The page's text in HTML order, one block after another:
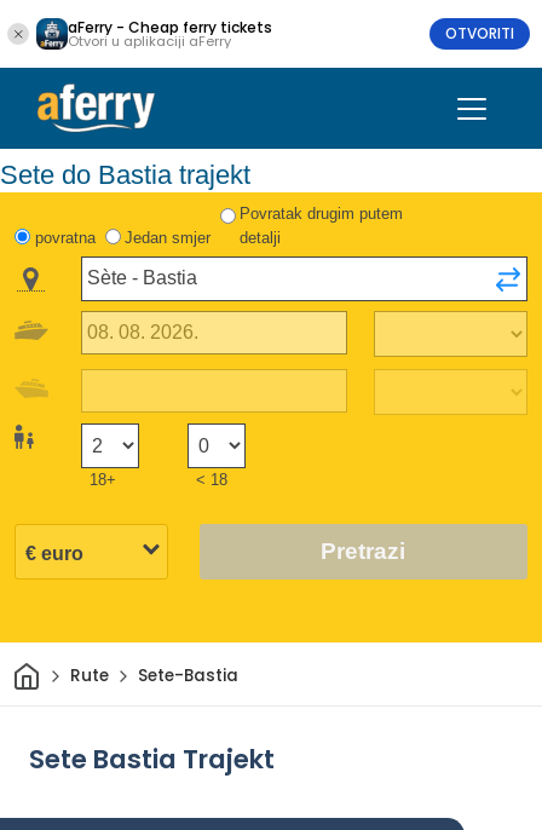
aFerry - Cheap ferry tickets
Otvori u aplikaciji aFerry OTVORITI
Sete do Bastia trajekt
povratna Jedan smjer
Povratak drugim putem
detalji
18+ < 18
Pretrazi
DomRute Sete-Bastia
Sete Bastia Trajekt